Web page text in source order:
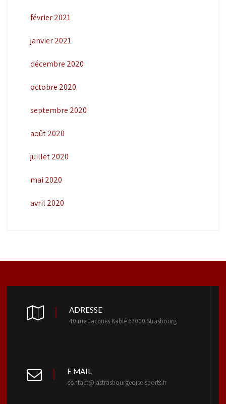
février 2021
janvier 2021
décembre 2020
octobre 2020
septembre 2020
août 2020
juillet 2020
mai 2020
avril 2020
ADRESSE
40 rue Jacques Kablé 67000 Strasbourg
E MAIL
contact@lastrasbourgeoise-sports.fr